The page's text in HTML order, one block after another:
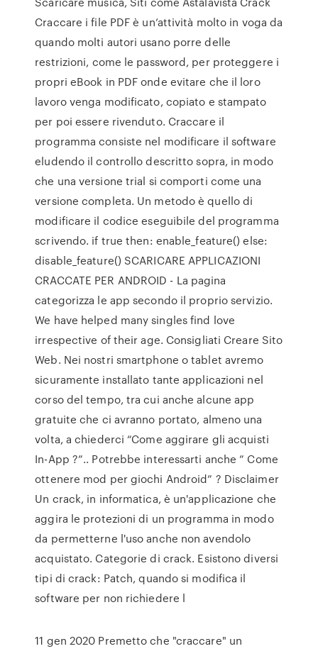
Craccare i file PDF è un’attività molto in voga da
quando molti autori usano porre delle
restrizioni, come le password, per proteggere i
propri eBook in PDF onde evitare che il loro
lavoro venga modificato, copiato e stampato
per poi essere rivenduto. Craccare il
programma consiste nel modificare il software
eludendo il controllo descritto sopra, in modo
che una versione trial si comporti come una
versione completa. Un metodo è quello di
modificare il codice eseguibile del programma
scrivendo. if true then: enable_feature() else:
disable_feature() SCARICARE APPLICAZIONI
CRACCATE PER ANDROID - La pagina
categorizza le app secondo il proprio servizio.
We have helped many singles find love
irrespective of their age. Consigliati Creare Sito
Web. Nei nostri smartphone o tablet avremo
sicuramente installato tante applicazioni nel
corso del tempo, tra cui anche alcune app
gratuite che ci avranno portato, almeno una
volta, a chiederci “Come aggirare gli acquisti
In-App ?”.. Potrebbe interessarti anche ” Come
ottenere mod per giochi Android” ? Disclaimer
Un crack, in informatica, è un'applicazione che
aggira le protezioni di un programma in modo
da permetterne l'uso anche non avendolo
acquistato. Categorie di crack. Esistono diversi
tipi di crack: Patch, quando si modifica il
software per non richiedere l
11 gen 2020 Premetto che "craccare" un